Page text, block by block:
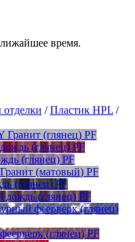
время.
/Пластик HPL /
(глянец) PF
(глянец) PF
(глянец) PF
(матовый) PF
(глянец) PF
(глянец) PF
феерверк (глянец)
(глянец) PF